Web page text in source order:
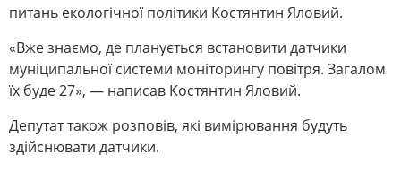
питань екологічної політики Костянтин Яловий.
«Вже знаємо, де планується встановити датчики
муніципальної системи моніторингу повітря. Загалом
їх буде 27», — написав Костянтин Яловий.
Депутат також розповів, які вимірювання будуть
здійснювати датчики.